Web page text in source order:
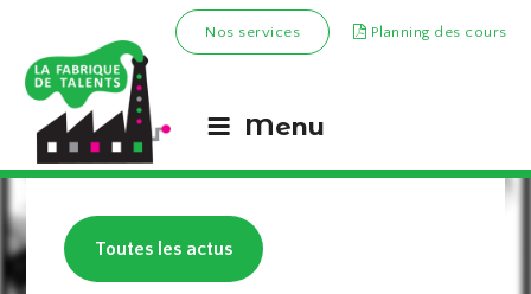
Nos services Planning des cours
Menu
Toutes les actus